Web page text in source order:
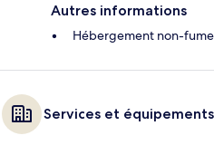
Autres informations
Hébergement non-
Services et équipements